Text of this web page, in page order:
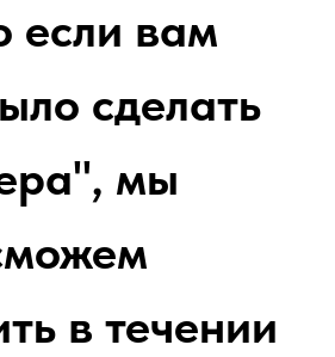
если вам
сделать
мы
в течении